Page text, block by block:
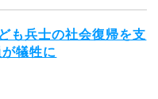
も兵士の社会復帰を支
犠牲に